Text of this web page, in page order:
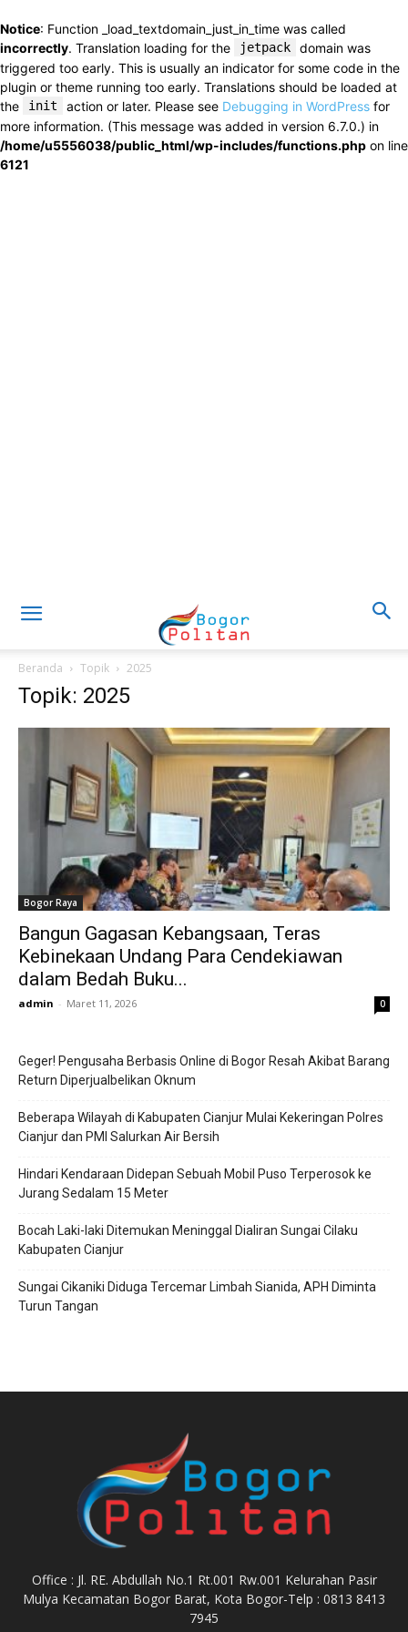
Notice: Function _load_textdomain_just_in_time was called
incorrectly. Translation loading for the jetpack
domain was
triggered too early. This is usually an indicator for some code in the
plugin or theme running too early. Translations should be loaded at
the
init action or later. Please see Debugging in WordPress for
more information. (This message was added in version 6.7.0.) in
/home/u5556038/public_html/wp-includes/functions.php on line
6121
Beranda Topik 2025
Topik: 2025
Bogor Raya
Bangun Gagasan Kebangsaan, Teras
Kebinekaan Undang Para Cendekiawan
dalam Bedah Buku...
admin - Maret 11, 2026 0
Geger! Pengusaha Berbasis Online di Bogor Resah Akibat Barang
Return Diperjualbelikan Oknum
Beberapa Wilayah di Kabupaten Cianjur Mulai Kekeringan Polres
Cianjur dan PMI Salurkan Air Bersih
Hindari Kendaraan Didepan Sebuah Mobil Puso Terperosok ke
Jurang Sedalam 15 Meter
Bocah Laki-laki Ditemukan Meninggal Dialiran Sungai Cilaku
Kabupaten Cianjur
Sungai Cikaniki Diduga Tercemar Limbah Sianida, APH Diminta
Turun Tangan
Office : Jl. RE. Abdullah No.1 Rt.001 Rw.001 Kelurahan Pasir
Mulya Kecamatan Bogor Barat, Kota Bogor-Telp : 0813 8413
7945